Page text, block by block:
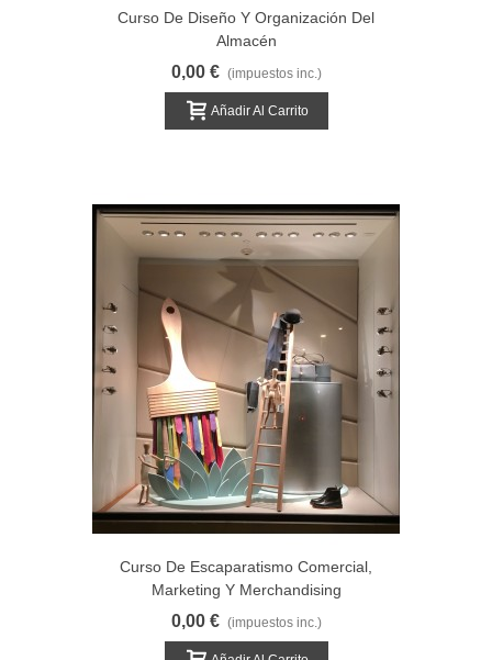
Curso De Diseño Y Organización Del
Almacén
0,00 € (impuestos inc.)
Añadir Al Carrito
Curso De Escaparatismo Comercial,
Marketing Y Merchandising
0,00 € (impuestos inc.)